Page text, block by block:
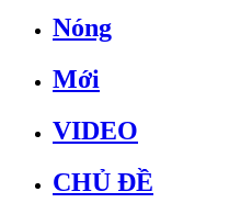
Nóng
Mới
VIDEO
CHỦ ĐỀ